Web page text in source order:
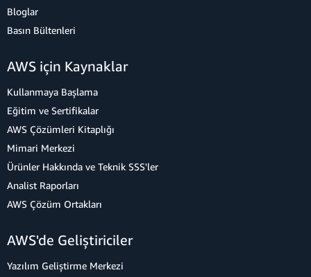
Bloglar
Basın Bültenleri
AWS için Kaynaklar
Kullanmaya Başlama
Eğitim ve Sertifikalar
AWS Çözümleri Kitaplığı
Mimari Merkezi
Ürünler Hakkında ve Teknik SSS'ler
Analist Raporları
AWS Çözüm Ortakları
AWS'de Geliştiriciler
Yazılım Geliştirme Merkezi